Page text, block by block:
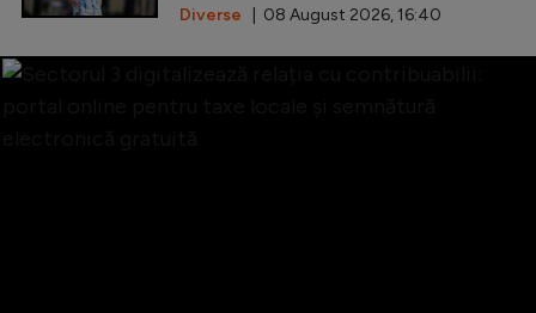
Diverse | 08 August 2026, 16:40